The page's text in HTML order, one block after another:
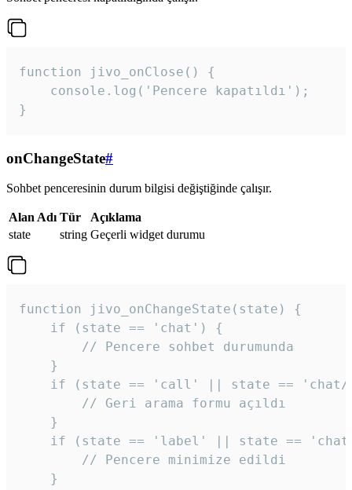
function jivo_onClose() {
    console.log('Pencere kapatıldı');
}
onChangeState#
Sohbet penceresinin durum bilgisi değiştiğinde çalışır.
Alan Adı Tür
Açıklama
state
string Geçerli widget durumu
function jivo_onChangeState(state) {
    if (state == 'chat') {
        // Pencere sohbet durumunda
    }
if (state == 'call' || state ==
        // Geri arama formu açıldı
    }
if (state == 'label' || state ==
        // Pencere minimize edildi
    }